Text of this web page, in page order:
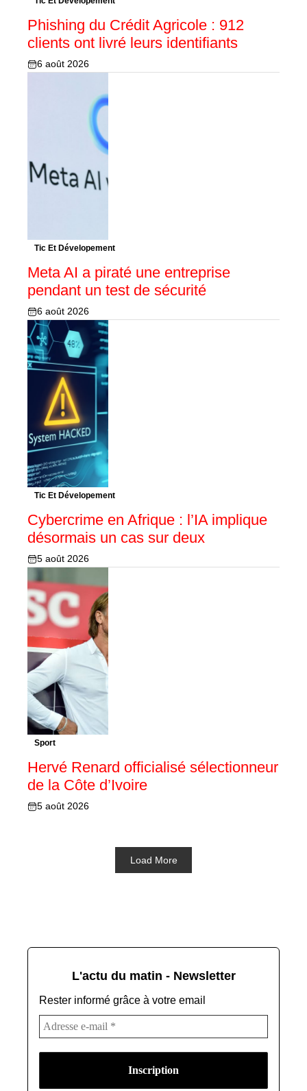
Phishing du Crédit Agricole : 912
clients ont livré leurs identifiants
6 août 2026
Tic Et Dévelopement
Meta AI a piraté une entreprise
pendant un test de sécurité
6 août 2026
Tic Et Dévelopement
Cybercrime en Afrique : l’IA implique
désormais un cas sur deux
5 août 2026
Sport
Hervé Renard officialisé sélectionneur
de la Côte d’Ivoire
5 août 2026
Load More
L'actu du matin - Newsletter
Rester informé grâce à votre email